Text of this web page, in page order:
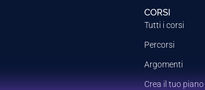
CORSI
Tutti i corsi
Percorsi
Argomenti
Crea il tuo piano